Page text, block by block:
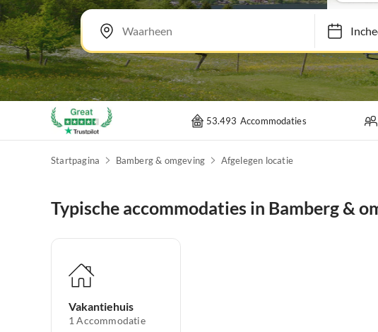
53.493 Accommodaties
Startpagina Bamberg & omgeving Afgelegen locatie
Typische accommodaties in Bamberg &
Vakantiehuis
1 Accommodatie